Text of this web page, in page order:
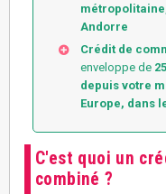
Andorre
Crédit de
enveloppe de
depuis votre
Europe, dans
C'est quoi un
combiné ?